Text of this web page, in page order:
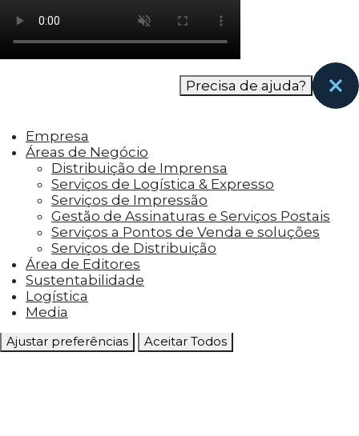
como os visitantes interagem com o site. Esses
cookies ajudam a fornecer informações sobre
as métricas do número de visitantes, taxa de
rejeição, origem do tráfego, etc.
funcionalidades, como compartilhar o
conteúdo do site em plataformas de social
media, coletar feedbacks e outros recursos de
terceiros.
Cookies Marketing
Os cookies de marketing são usados para
entregar aos visitantes anúncios
personalizados com base nas páginas que eles
visitaram antes e analisar a eficácia da
campanha publicitária.
Ajustar preferências Aceitar Todos
Precisa de ajuda?
Empresa
Áreas de Negócio
Distribuição de Imprensa
Serviços de Logística & Expresso
Serviços de Impressão
Gestão de Assinaturas e Serviços Postais
Serviços a Pontos de Venda e soluções
Serviços de Distribuição
Área de Editores
Sustentabilidade
Logística
Media